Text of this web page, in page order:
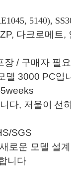
5140),
다크로메트,
장 / 구매자 필
델 3000 PC입
다, 저울이 선
SGS
로운 모델 설
니다